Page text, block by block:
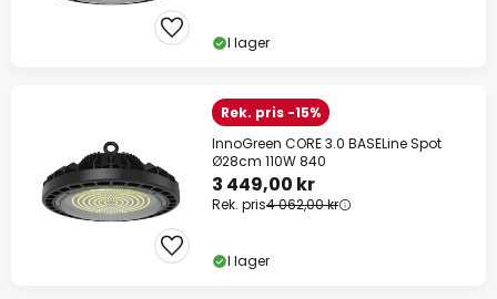
I lager
Rek. pris -15%
InnoGreen CORE 3.0 BASELine Spot
Ø28cm 110W 840
3 449,00 kr
Rek. pris4 062,00 kr
I lager